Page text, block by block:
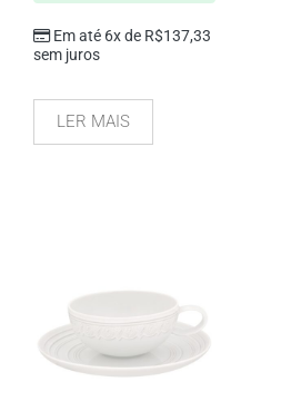
Em até 6x de R$137,33
sem juros
LER MAIS